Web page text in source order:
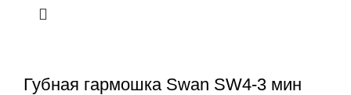
Губная гармошка Swan SW4-3 мин